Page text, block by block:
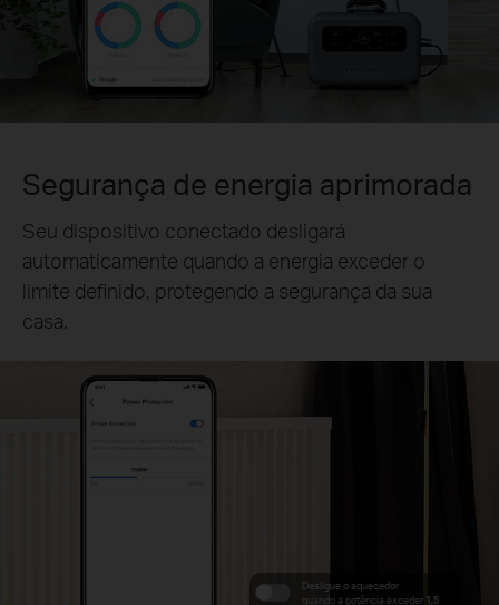
Segurança de energia aprimorada
Seu dispositivo conectado desligará
automaticamente quando a energia exceder o
limite definido, protegendo a segurança da sua
casa.
Desligue o aquecedor
quando a potência exceder 1,5